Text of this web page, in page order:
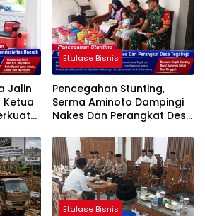
Jalin
Ketua
Etalase Bisnis
Pencegahan Stunting,
Serma Aminoto Dampingi
Nakes Dan Perangkat Desa
Etalase Bisnis